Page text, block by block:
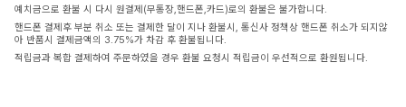
예치금으로 환불 시 다시 원결제(무통장,핸드폰,카드)로의 환불은 불가합니다.
핸드폰 결제후 부분 취소 또는 결제한 달이 지나 환불시, 통신사 정책상 핸드폰 취소가 되지않
아 반품시 결제금액의 3.75%가 차감 후 환불됩니다.
적립금과 복합 결제하여 주문하였을 경우 환불 요청시 적립금이 우선적으로 환원됩니다.